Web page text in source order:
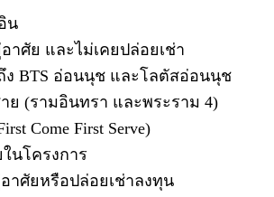
น
าศัย และไม่เคยปล่อยเช่า
ง BTS อ่อนนุช และโลตัสอ่อนนุช
ย (รามอินทรา และพระราม 4)
Come First Serve)
นโครงการ
าศัยหรือปล่อยเช่าลงทุน